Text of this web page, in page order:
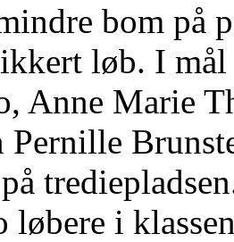
bom på
løb. I
Anne Marie
Pernille
løbere i